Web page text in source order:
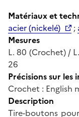
Matériaux et
acier (nickelé)
;
Mesures
L. 80 (Crochet) /
26
Précisions sur les
Crochet : English
Description
Tire-boutons